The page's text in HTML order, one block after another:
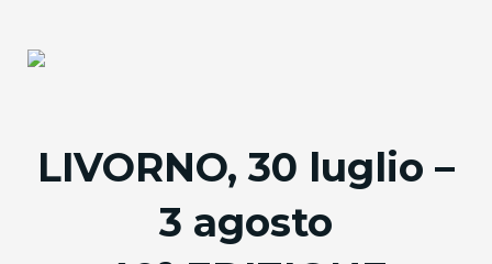
LIVORNO, 30 luglio –
3 agosto